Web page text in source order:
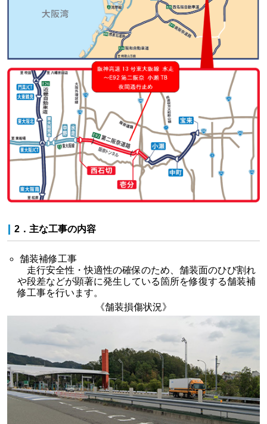
2．主な工事の内容
舗装補修工事
走行安全性・快適性の確保のため、舗装面のひび割れ
や段差などが顕著に発生している箇所を修復する舗装補
修工事を行います。
《舗装損傷状況》